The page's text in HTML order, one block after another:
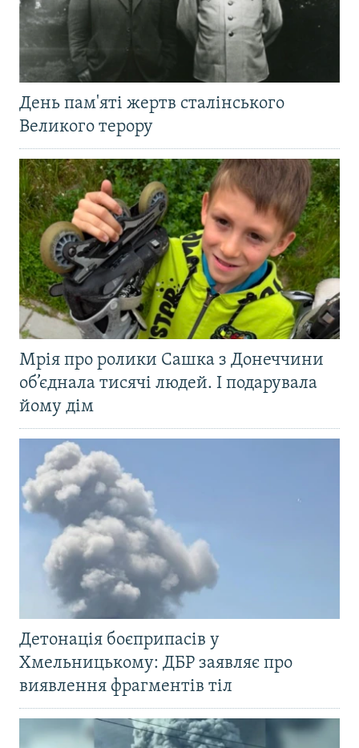
День пам'яті жертв сталінського
Великого терору
Мрія про ролики Сашка з Донеччини
об’єднала тисячі людей. І подарувала
йому дім
Детонація боєприпасів у
Хмельницькому: ДБР заявляє про
виявлення фрагментів тіл